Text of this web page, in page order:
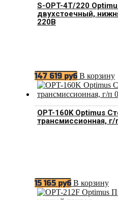
S-OPT-4T/220
двухстоечный,
220В
147 619 руб В корзину
OPT-160K Optimus
трансмиссионная, г/
15 165 руб В корзину